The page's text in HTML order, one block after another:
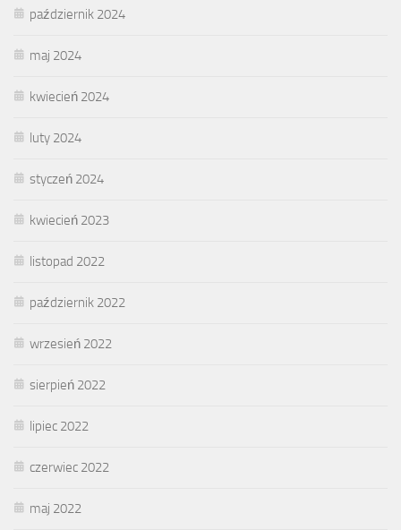
październik 2024
maj 2024
kwiecień 2024
luty 2024
styczeń 2024
kwiecień 2023
listopad 2022
październik 2022
wrzesień 2022
sierpień 2022
lipiec 2022
czerwiec 2022
maj 2022